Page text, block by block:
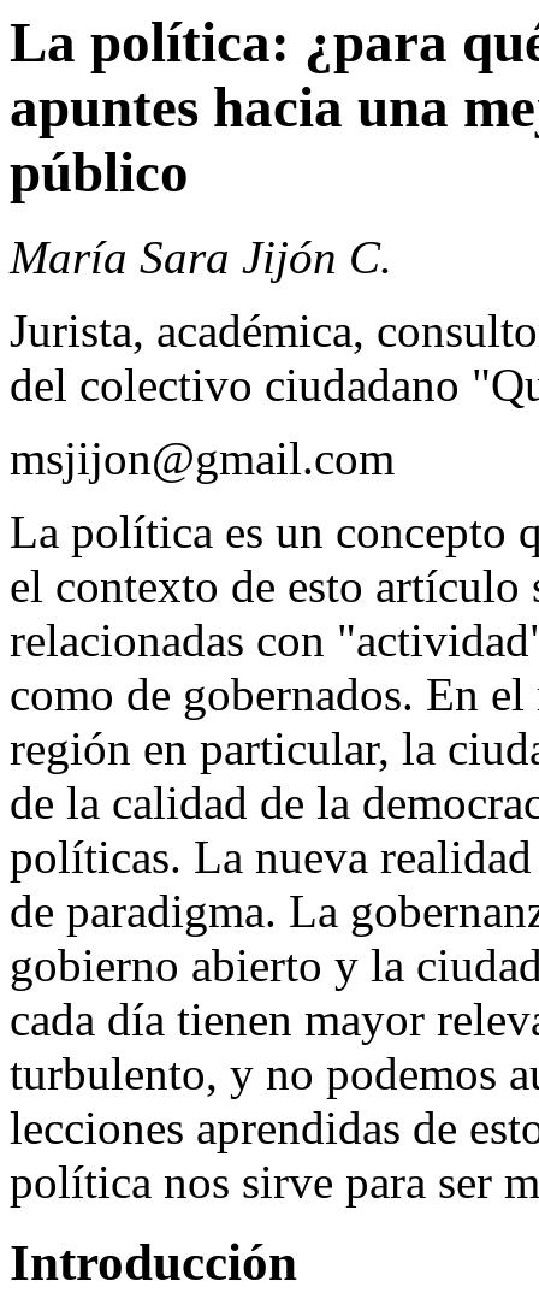
La política: ¿para
apuntes hacia una
público
María Sara Jijón C.
Jurista, académica,
del colectivo ciudadano
msjijon@gmail.com
La política es un concepto
el contexto de esto artículo
relacionadas con
como de gobernados. En
región en particular, la
de la calidad de la
políticas. La nueva
de paradigma. La
gobierno abierto y la
cada día tienen mayor
turbulento, y no podemos
lecciones aprendidas de
política nos sirve para ser
Introducción